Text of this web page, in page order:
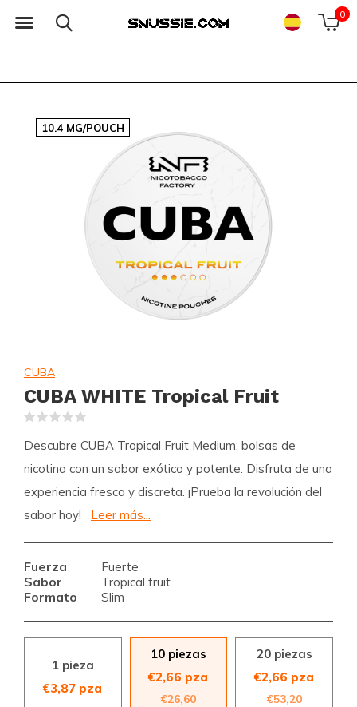
0
10.4 MG/POUCH
CUBA
CUBA WHITE Tropical Fruit
Descubre CUBA Tropical Fruit Medium: bolsas de
nicotina con un sabor exótico y potente. Disfruta de una
experiencia fresca y discreta. ¡Prueba la revolución del
sabor hoy!
Leer más...
Fuerza Fuerte
Sabor Tropical fruit
Formato Slim
1 pieza
€3,87 pza
10 piezas
€2,66 pza
€26,60
20 piezas
€2,66 pza
€53,20